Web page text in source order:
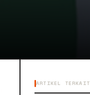
ARTIKEL TERKAIT